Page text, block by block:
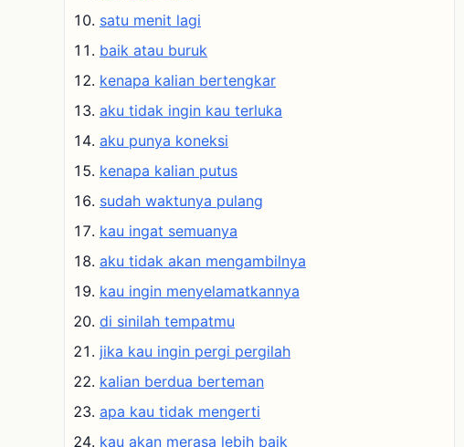
satu menit lagi
baik atau buruk
kenapa kalian bertengkar
aku tidak ingin kau terluka
aku punya koneksi
kenapa kalian putus
sudah waktunya pulang
kau ingat semuanya
aku tidak akan mengambilnya
kau ingin menyelamatkannya
di sinilah tempatmu
jika kau ingin pergi pergilah
kalian berdua berteman
apa kau tidak mengerti
kau akan merasa lebih baik